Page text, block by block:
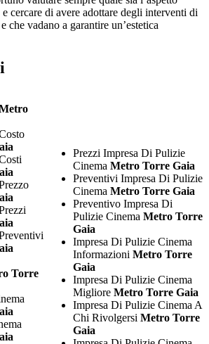
cercare di avere adottare degli interventi di
che vadano a garantire un’estetica
Torre
Prezzi Impresa Di Pulizie
CinemaMetro Torre Gaia
Preventivi Impresa Di Pulizie
CinemaMetro Torre Gaia
Preventivo Impresa Di
Pulizie CinemaMetro Torre
Gaia
Impresa Di Pulizie Cinema
InformazioniMetro Torre
Gaia
Impresa Di Pulizie Cinema
MiglioreMetro Torre Gaia
Impresa Di Pulizie Cinema A
Chi RivolgersiMetro Torre
Gaia